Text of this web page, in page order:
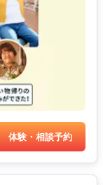
体験・相談予約